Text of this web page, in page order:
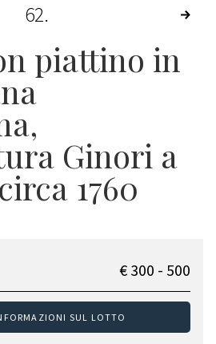
62
piattino in
,
Ginori a
1760
€ 300 - 500
SUL LOTTO